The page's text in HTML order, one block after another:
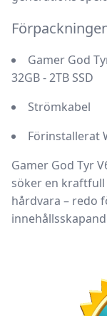
Gamer God
32GB - 2TB SSD
Strömkabel
Förinstallerat
Gamer God Tyr
söker en kraftfull
hårdvara – redo